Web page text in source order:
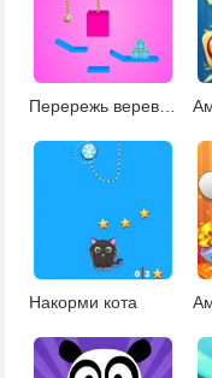
Перережь веревку 4
Накорми кота